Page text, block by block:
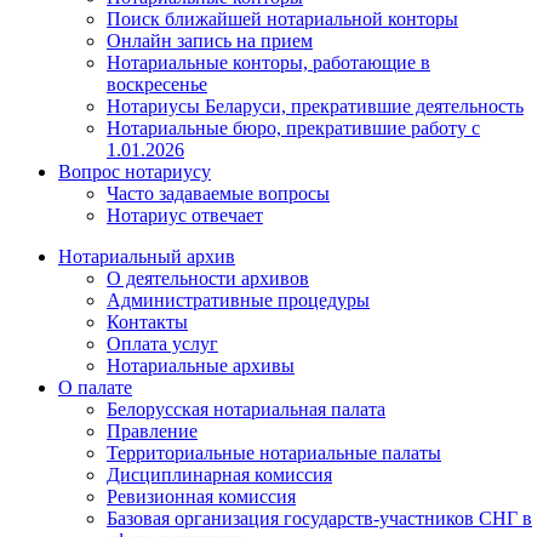
Поиск ближайшей нотариальной конторы
Онлайн запись на прием
Нотариальные конторы, работающие в
воскресенье
Нотариусы Беларуси, прекратившие деятельность
Нотариальные бюро, прекратившие работу с
1.01.2026
Вопрос нотариусу
Часто задаваемые вопросы
Нотариус отвечает
Нотариальный архив
О деятельности архивов
Административные процедуры
Контакты
Оплата услуг
Нотариальные архивы
О палате
Белорусская нотариальная палата
Правление
Территориальные нотариальные палаты
Дисциплинарная комиссия
Ревизионная комиссия
Базовая организация государств-участников СНГ в